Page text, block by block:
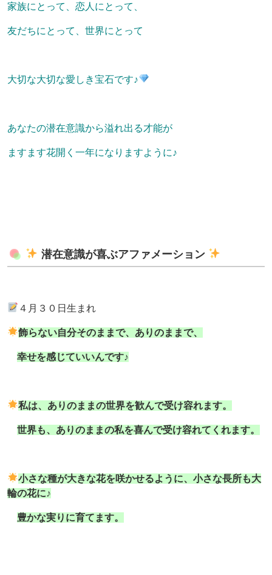
家族にとって、恋人にとって、
友だちにとって、世界にとって
大切な大切な愛しき宝石です♪
あなたの潜在意識から溢れ出る才能が
ますます花開く一年になりますように♪
潜在意識が喜ぶアファメーション
４月３０日生まれ
飾らない自分そのままで、ありのままで、
幸せを感じていいんです♪
私は、ありのままの世界を歓んで受け容れます。
世界も、ありのままの私を喜んで受け容れてくれます。
小さな種が大きな花を咲かせるように、小さな長所も大
輪の花に♪
豊かな実りに育てます。